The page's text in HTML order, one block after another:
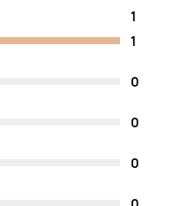
1
1
0
0
0